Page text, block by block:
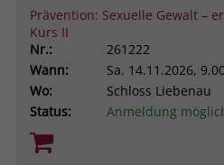
Prävention: Sexuelle Gewalt –
Kurs II
Nr.:
261222
Wann:
Sa. 14.11.2026,
Wo:
Schloss Liebenau
Status:
Anmeldung